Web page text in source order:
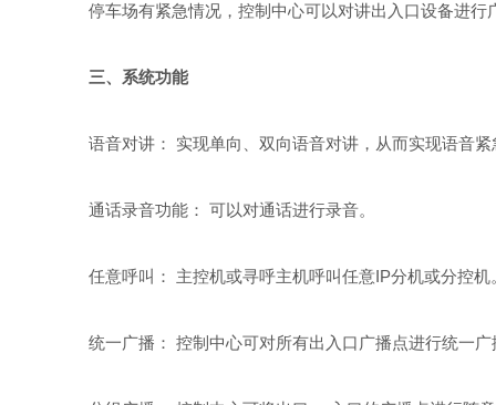
停车场有紧急情况，控制中心可以对讲出入口设备进行
三、系统功能
语音对讲： 实现单向、双向语音对讲，从而实现语音紧
通话录音功能： 可以对通话进行录音。
任意呼叫： 主控机或寻呼主机呼叫任意IP分机或分控机
统一广播： 控制中心可对所有出入口广播点进行统一广